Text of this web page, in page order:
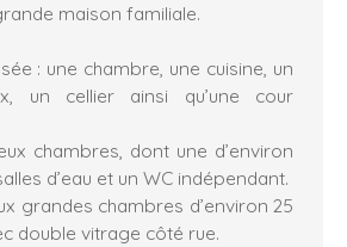
maison familiale.
: une chambre, une cuisine, un
un cellier ainsi qu’une cour
chambres, dont une d’environ
d’eau et un WC indépendant.
grandes chambres d’environ 25
double vitrage côté rue.